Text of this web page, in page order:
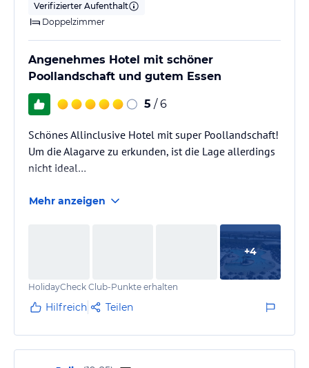
Verifizierter Aufenthalt
Doppelzimmer
Angenehmes Hotel mit schöner
Poollandschaft und gutem Essen
5 / 6
Schönes Allinclusive Hotel mit super Poollandschaft!
Um die Alagarve zu erkunden, ist die Lage allerdings
nicht ideal…
Mehr anzeigen
+4
HolidayCheck Club-Punkte erhalten
Hilfreich Teilen